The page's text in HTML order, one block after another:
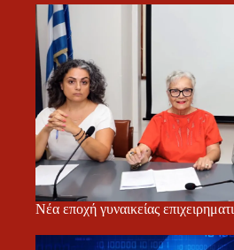
Νέα εποχή γυναικείας